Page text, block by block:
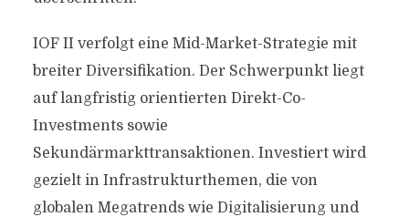
IOF II verfolgt eine Mid-Market-Strategie mit
breiter Diversifikation. Der Schwerpunkt liegt
auf langfristig orientierten Direkt-Co-
Investments sowie
Sekundärmarkttransaktionen. Investiert wird
gezielt in Infrastrukturthemen, die von
globalen Megatrends wie Digitalisierung und